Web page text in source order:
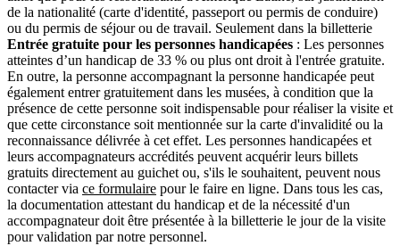
de la nationalité (carte d'identité, passeport ou permis de conduire)
ou du permis de séjour ou de travail. Seulement dans la billetterie
Entrée gratuite pour les personnes handicapées : Les personnes
atteintes d’un handicap de 33 % ou plus ont droit à l'entrée gratuite.
En outre, la personne accompagnant la personne handicapée peut
également entrer gratuitement dans les musées, à condition que la
présence de cette personne soit indispensable pour réaliser la visite et
que cette circonstance soit mentionnée sur la carte d'invalidité ou la
reconnaissance délivrée à cet effet. Les personnes handicapées et
leurs accompagnateurs accrédités peuvent acquérir leurs billets
gratuits directement au guichet ou, s'ils le souhaitent, peuvent nous
contacter via ce formulaire pour le faire en ligne. Dans tous les cas,
la documentation attestant du handicap et de la nécessité d'un
accompagnateur doit être présentée à la billetterie le jour de la visite
pour validation par notre personnel.